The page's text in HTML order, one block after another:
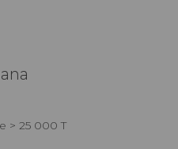
> 25 000 T